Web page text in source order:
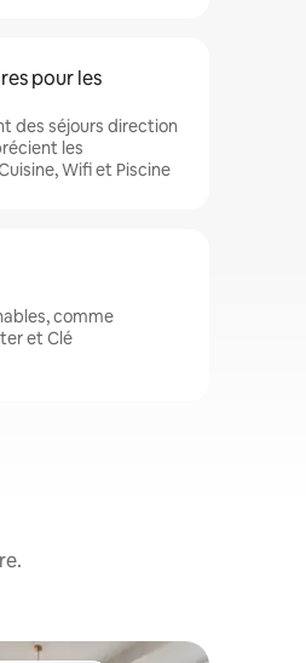
pour les
des séjours direction
les
Wifi et Piscine
comme
et Clé